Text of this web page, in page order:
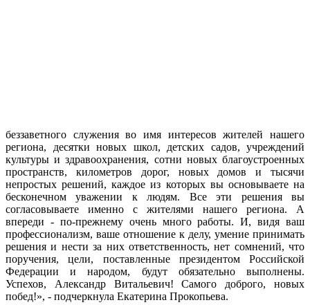
беззаветного служения во имя интересов жителей нашего
региона, десятки новых школ, детских садов, учреждений
культуры и здравоохранения, сотни новых благоустроенных
пространств, километров дорог, новых домов и тысячи
непростых решений, каждое из которых вы основываете на
бесконечном уважении к людям. Все эти решения вы
согласовываете именно с жителями нашего региона. А
впереди - по-прежнему очень много работы. И, видя ваш
профессионализм, ваше отношение к делу, умение принимать
решения и нести за них ответственность, нет сомнений, что
поручения, цели, поставленные президентом Российской
Федерации и народом, будут обязательно выполнены.
Успехов, Александр Витальевич! Самого доброго, новых
побед!», - подчеркнула Екатерина Прокопьева.